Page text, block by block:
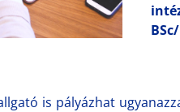
is pályázhat